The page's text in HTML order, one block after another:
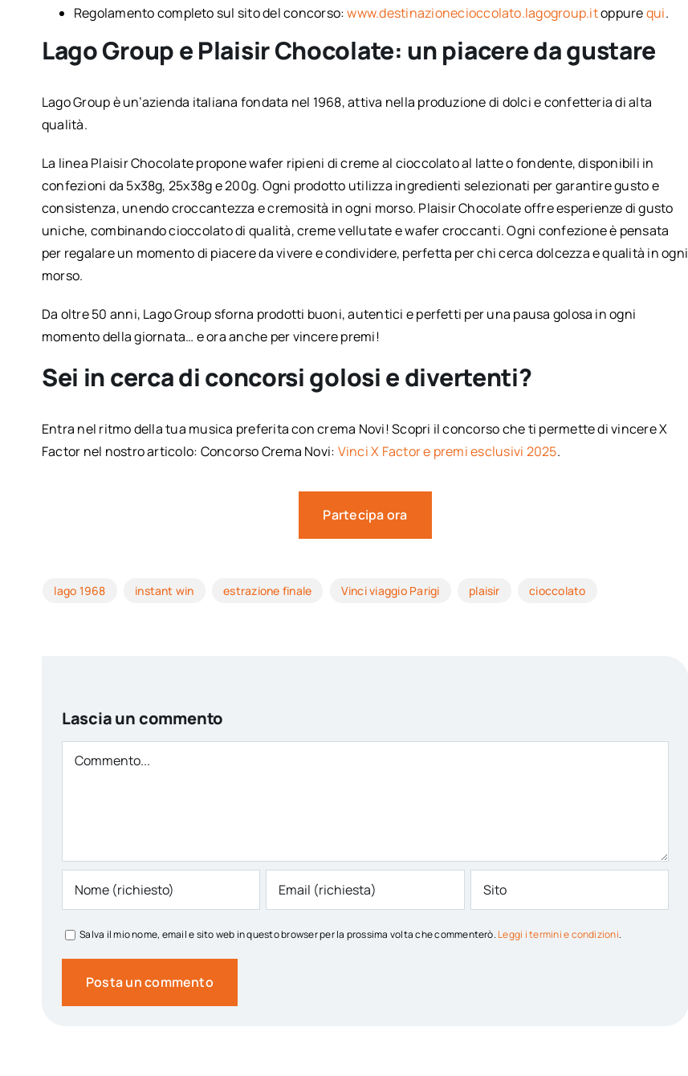
Regolamento completo sul sito del concorso:www.destinazionecioccolato.lagogroup.itoppurequi.
Lago Group e Plaisir Chocolate: un piacere da gustare
Lago Group è un’azienda italiana fondata nel 1968, attiva nella produzione di dolci e confetteria di alta
qualità.
La linea Plaisir Chocolate propone wafer ripieni di creme al cioccolato al latte o fondente, disponibili in
confezioni da 5x38g, 25x38g e 200g. Ogni prodotto utilizza ingredienti selezionati per garantire gusto e
consistenza, unendo croccantezza e cremosità in ogni morso. Plaisir Chocolate offre esperienze di gusto
uniche, combinando cioccolato di qualità, creme vellutate e wafer croccanti. Ogni confezione è pensata
per regalare un momento di piacere da vivere e condividere, perfetta per chi cerca dolcezza e qualità in ogni
morso.
Da oltre 50 anni, Lago Group sforna prodotti buoni, autentici e perfetti per una pausa golosa in ogni
momento della giornata… e ora anche per vincere premi!
Sei in cerca di concorsi golosi e divertenti?
Entra nel ritmo della tua musica preferita con crema Novi! Scopri il concorso che ti permette di vincere X
Factor nel nostro articolo: Concorso Crema Novi: Vinci X Factor e premi esclusivi 2025.
Partecipa ora
lago 1968 instant win estrazione finale Vinci viaggio Parigi plaisir cioccolato
Lascia un commento
Comment
Salva il mio nome, email e sito web in questo browser per la prossima volta che commenterò. Leggi i termini e condizioni.